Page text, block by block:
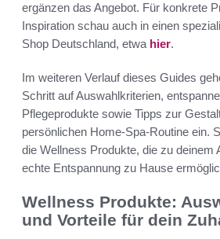
ergänzen das Angebot. Für konkrete
Inspiration schau auch in einen
Shop Deutschland, etwa hier.
Im weiteren Verlauf dieses Guides
Schritt auf Auswahlkriterien,
Pflegeprodukte sowie Tipps zur
persönlichen Home-Spa-Routine ein.
die Wellness Produkte, die zu deinem
echte Entspannung zu Hause
Wellness Produkte:
und Vorteile für dein